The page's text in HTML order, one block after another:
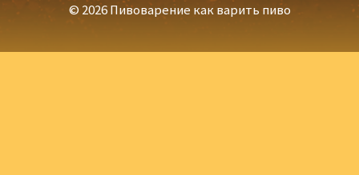
© 2026 Пивоварение как варить пиво